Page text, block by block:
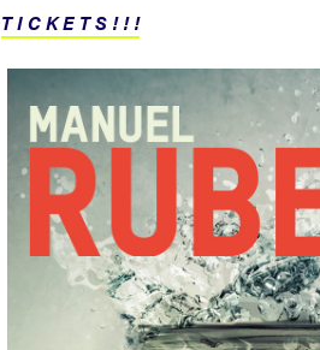
T I C K E T S ! ! !